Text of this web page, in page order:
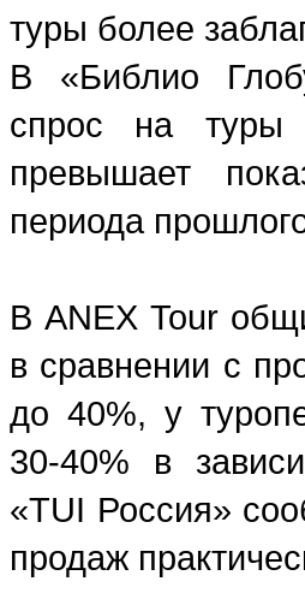
туры более
В «Библио
спрос на
превышает
периода
В ANEX Tour
в сравнении с
до 40%, у
30-40% в
«TUI Россия»
продаж